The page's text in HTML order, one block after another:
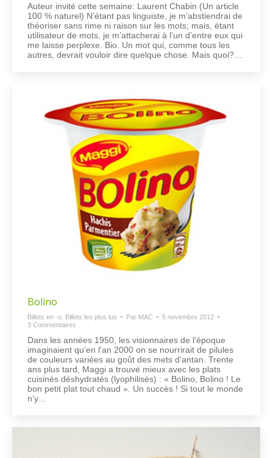
Auteur invité cette semaine: Laurent Chabin (Un article
100 % naturel) N’étant pas linguiste, je m’abstiendrai de
théoriser sans rime ni raison sur les mots; mais, étant
utilisateur de mots, je m’attacherai à l’un d’entre eux qui
me laisse perplexe. Bio. Un mot qui, comme tous les
autres, devrait vouloir dire quelque chose. Mais quoi?…
Bolino
Billets en -o Billets les plus lus Par MAC
5 novembre 2012
3 Commentaires
Dans les années 1950, les visionnaires de l’époque
imaginaient qu’en l’an 2000 on se nourrirait de pilules
de couleurs variées au goût des mets d’antan. Trente
ans plus tard, Maggi a trouvé mieux avec les plats
cuisinés déshydratés (lyophilisés) : « Bolino, Bolino ! Le
bon petit plat tout chaud ». Un succès ! Si tout le monde
n’y…